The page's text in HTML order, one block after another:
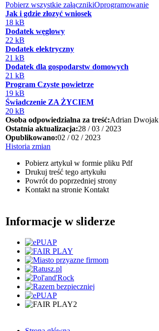
Pobierz wszystkie załącznikiOprogramowanie
Jak i gdzie złozyć wniosek
18 kB
Dodatek węglowy
22 kB
Dodatek elektryczny
21 kB
Dodatek dla gospodarstw domowych
21 kB
Program Czyste powietrze
19 kB
Świadczenie ZA ŻYCIEM
20 kB
Osoba odpowiedzialna za treść:Adrian Dwojak
Ostatnia aktualizacja:28 / 03 / 2023
Opublikowano:02 / 02 / 2023
Historia zmian
Pobierz artykuł w formie pliku Pdf
Drukuj treść tego artykułu
Powrótdo poprzedniej strony
Kontaktna stronie Kontakt
Informacje w sliderze